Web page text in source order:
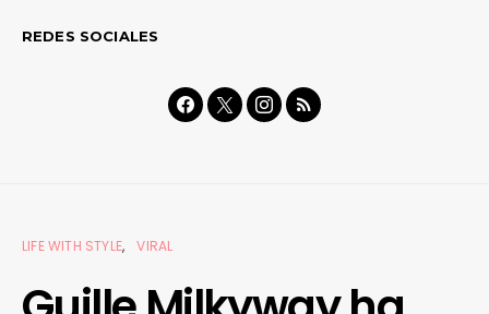
REDES SOCIALES
LIFE WITH STYLE VIRAL